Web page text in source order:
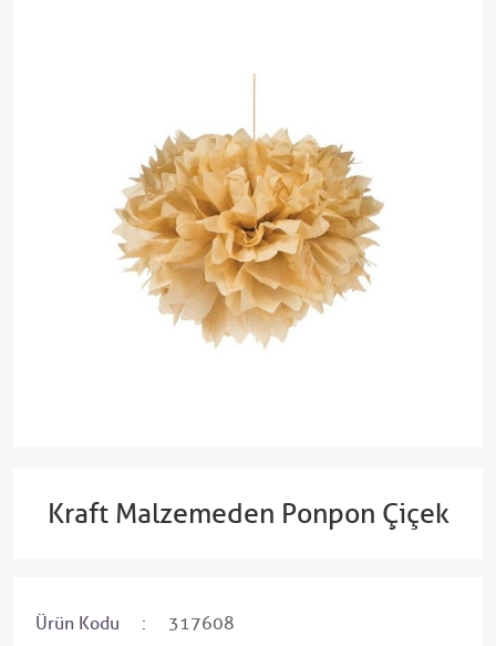
Kraft Malzemeden Ponpon Çiçek
Ürün Kodu
317608